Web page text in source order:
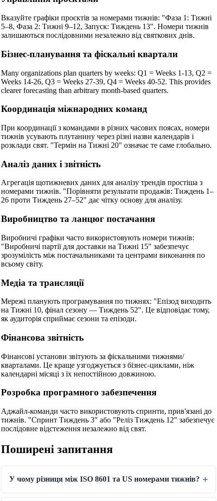
Вказуйте графіки проєктів за номерами тижнів: "Фаза 1: Тижні
5–8, Фаза 2: Тижні 9–12, Запуск: Тиждень 13". Номери тижнів
залишаються послідовними незалежно від святкових днів.
Бізнес-планування та фіскальні квартали
Many organizations plan quarters by weeks: Q1 = Weeks 1-13, Q2 =
Weeks 14-26, Q3 = Weeks 27-39, Q4 = Weeks 40-52. This provides
clearer forecasting than arbitrary month-based quarters.
Координація міжнародних команд
При координації з командами в різних часових поясах, номери
тижнів усувають плутанину через різні назви календарів і
розклади свят. "Термін на Тижні 20" означає те саме глобально.
Аналіз даних і звітність
Агрегація щотижневих даних для аналізу трендів простіша з
номерами тижнів. "Порівняти результати продажів: Тиждень 1–
26 проти Тиждень 27–52" дає чітку основу для аналізу.
Виробництво та ланцюг постачання
Виробничі графіки часто використовують номери тижнів:
"Виробничі партії для доставки на Тижні 15" забезпечує
зрозумілість між постачальниками та центрами виконання по
всьому світу.
Медіа та трансляції
Мережі планують програмування по тижнях: "Епізод виходить
на Тижні 10, фінал сезону — Тиждень 52". Це відповідає тому,
як аудиторія сприймає сезони та епізоди.
Фінансова звітність
Фінансові установи звітують за фіскальними тижнями/
кварталами. Це краще узгоджується з бізнес-циклами, ніж
календарні місяці з їх непостійною довжиною.
Розробка програмного забезпечення
Аджайл-команди часто використовують спринти, прив'язані до
тижнів. "Спринт Тиждень 3" або "Реліз Тиждень 12" забезпечує
послідовне відстеження незалежно від свят.
Поширені запитання
У чому різниця між ISO 8601 та US номерами тижнів?